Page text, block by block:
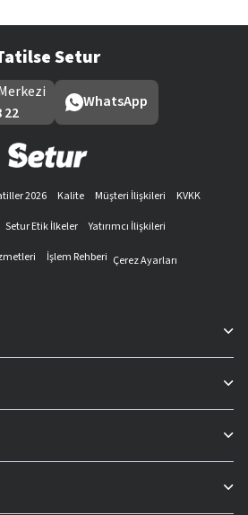
Setur
22
WhatsApp
2026 Kalite Müşteri İlişkileri
KVKK
Setur Etik İlkeler
Yatırımcı İlişkileri
İşlem Rehberi Çerez Ayarları